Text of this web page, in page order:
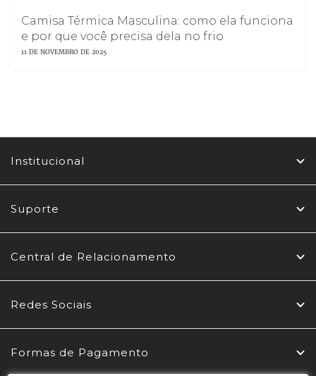
Camisa Térmica Masculina: como ela funciona
e por que você precisa dela no frio
11 DE NOVEMBRO DE 2025
Institucional
Suporte
Central de Relacionamento
Redes Sociais
Formas de Pagamento